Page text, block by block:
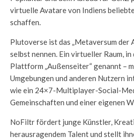
virtuelle Avatare von Indiens
schaffen.
Plutoverse ist das „Metaversum der
selbst nennen. Ein virtueller Raum,
Plattform „Außenseiter“ genannt –
Umgebungen und anderen Nutzern
wie ein 24×7-Multiplayer-Social-
Gemeinschaften und einer eigenen
NoFiltr fördert junge Künstler,
herausragendem Talent und stellt